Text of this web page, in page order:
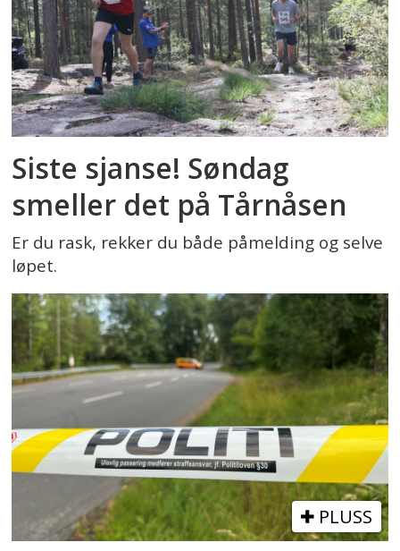
Siste sjanse! Søndag
smeller det på Tårnåsen
Er du rask, rekker du både påmelding og selve
løpet.
PLUSS